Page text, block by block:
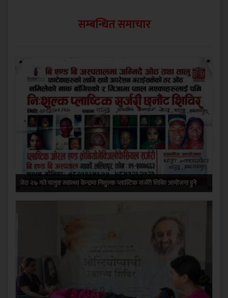
सम्बन्धित समाचार
जेठ २७ गते पालुङ स्वास्थ्य केन्द्रमा निशुल्क प्लास्टिक सर्जरी शिबिर आयोजना हुने